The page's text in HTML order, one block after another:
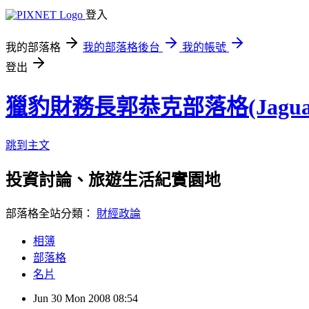
登入
我的部落格 我的部落格後台
我的帳號
登出
獵豹財務長郭恭克部落格
跳到主文
投資討論、旅遊生活紀實園地
部落格全站分類： 財經政論
相簿
部落格
名片
Jun 30 Mon 2008 08:54